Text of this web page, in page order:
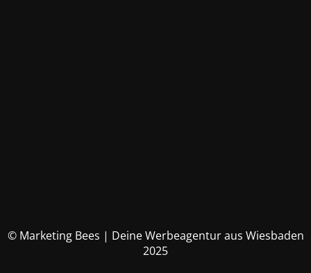
© Marketing Bees | Deine Werbeagentur aus Wiesbaden
2025